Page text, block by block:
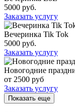
5000 руб.
Заказать услугу
Вечеринка Tik Tok
5000 руб.
Заказать услугу
Новогодние
от 2500 руб
Заказать услугу
Показать еще